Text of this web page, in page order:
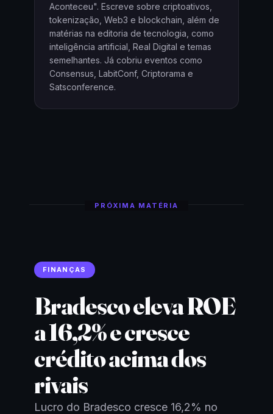
Aconteceu". Escreve sobre criptoativos,
tokenização, Web3 e blockchain, além de
matérias na editoria de tecnologia, como
inteligência artificial, Real Digital e temas
semelhantes. Já cobriu eventos como
Consensus, LabitConf, Criptorama e
Satsconference.
PRÓXIMA MATÉRIA
FINANÇAS
Bradesco eleva ROE
a 16,2% e cresce
crédito acima dos
rivais
Lucro do Bradesco cresce 16,2% no